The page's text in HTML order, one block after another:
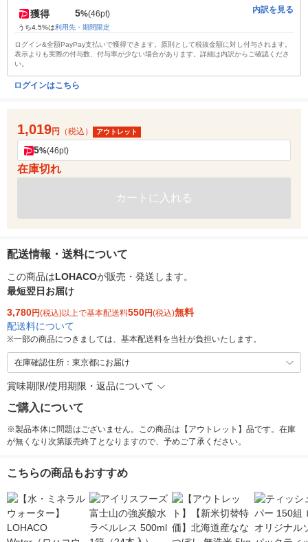
獲得 5%(46pt)
うち4.5%は利用先・期間限定
内訳を見る
ログイン&全額PayPay支払いで獲得できます。原則として税抜金額に対し付与されます。
表示よりも実際の付与数、付与率が少ない場合があります。詳細は内訳からご確認くださ
い。
ログインはこちら
1,019円 （税込） アウトレット
5%(46pt)
在庫切れ
カートに入れる
配送情報・送料について
この商品はLOHACOが販売・発送します。
最短翌日お届け
3,780円(税込)以上で基本配送料550円(税込)無料
配送料について
※一部の商品につきましては、基本配送料を当社が負担いたします。
在庫確認住所：東京都にお届け
賞味期限/使用期限・返品について
ご購入について
※製品本体に問題はございません。この商品は【アウトレット】品です。在庫
が無くなり次第販売終了となりますので、予めご了承ください。
こちらの商品もおすすめ